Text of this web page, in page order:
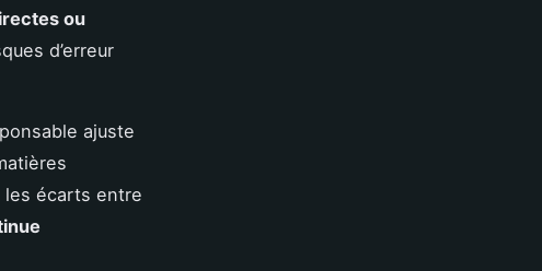
ou
d’erreur
ajuste
les écarts entre